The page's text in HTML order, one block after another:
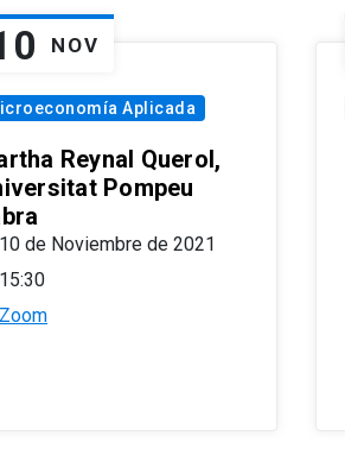
NOV
Aplicada
Reynal Querol,
Pompeu
10 de Noviembre de 2021
15:30
Zoom